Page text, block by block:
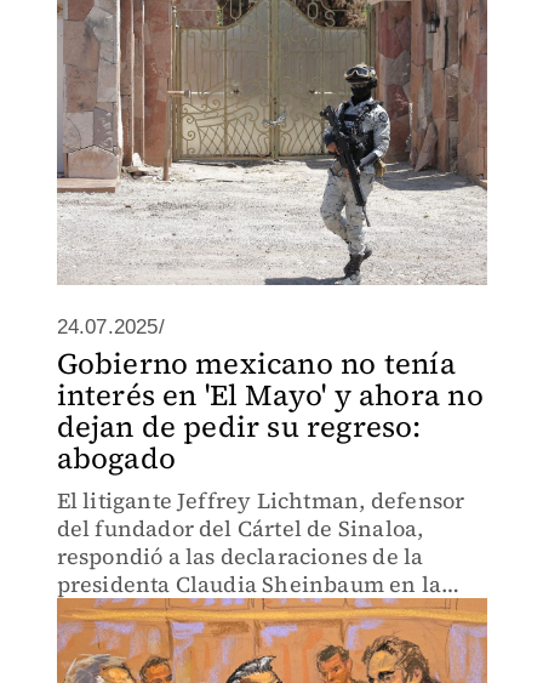
24.07.2025/
Gobierno mexicano no tenía
interés en 'El Mayo' y ahora no
dejan de pedir su regreso:
abogado
El litigante Jeffrey Lichtman, defensor
del fundador del Cártel de Sinaloa,
respondió a las declaraciones de la
presidenta Claudia Sheinbaum en la
Mañanera.